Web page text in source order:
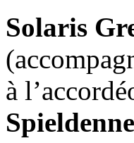
Solaris
à